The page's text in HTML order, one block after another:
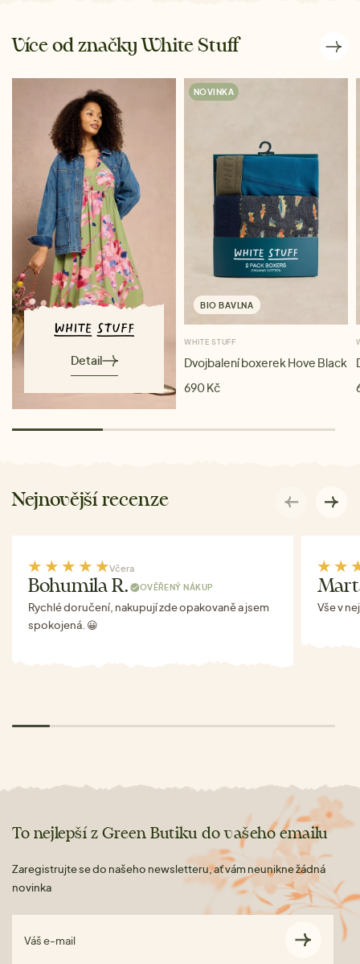
Více od značky White Stuff
Detail
NOVINKA
BIO BAVLNA
WHITE STUFF
Dvojbalení boxerek Hove Black
690 Kč
Nejnovější recenze
Včera
Bohumila R. OVĚŘENÝ NÁKUP
Rychlé doručení, nakupují zde opakovaně a jsem
spokojená. 😀
Vše v
To nejlepší z Green Butiku do vašeho emailu
Zaregistrujte se do našeho newsletteru, ať vám neunikne žádná
novinka
Váš e-mail